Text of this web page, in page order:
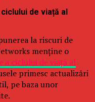
de viață al
la riscuri de
menține o
a ciclului de viață al
primesc actualizări
pe baza unor